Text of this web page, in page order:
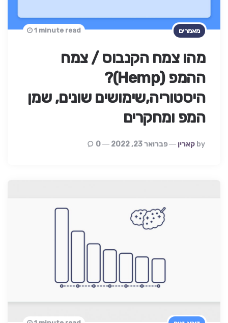
מאמרים
מהו צמח הקנבוס / צמח
ההמפ (Hemp)?
היסטוריה,שימושים שונים, שמן
המפ ומחקרים
Posted
By קארין פברואר 23, 2022
1 minute read
0